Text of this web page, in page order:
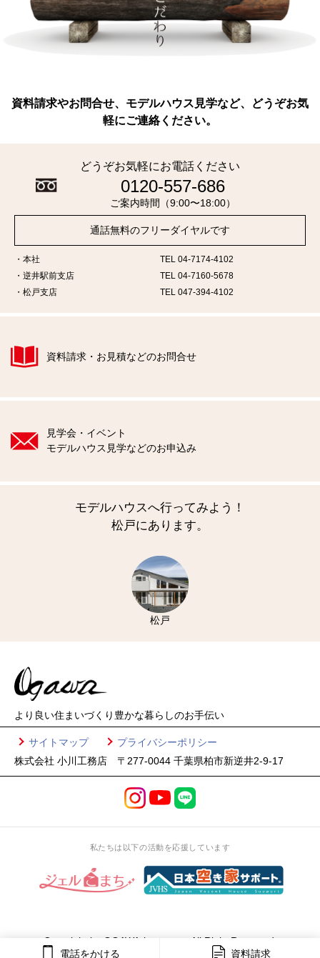
電話をかける 資料請求
資料請求やお問合せ、モデルハウス見学など、どうぞお気
軽にご連絡ください。
どうぞお気軽にお電話ください
0120-557-686
ご案内時間（9:00〜18:00）
通話無料のフリーダイヤルです
本社
TEL 04-7174-4102
逆井駅前支店
TEL 04-7160-5678
松戸支店
TEL 047-394-4102
資料請求・お見積などのお問合せ
見学会・イベント
モデルハウス見学などのお申込み
モデルハウスへ行ってみよう！
松戸にあります。
松戸
より良い住まいづくり 豊かな暮らしのお手伝い
サイトマップ
プライバシーポリシー
株式会社 小川工務店 〒277-0044 千葉県柏市新逆井2-9-17
私たちは以下の活動を応援しています
Copyright by OGAWA-koumuten All Right Reserved.